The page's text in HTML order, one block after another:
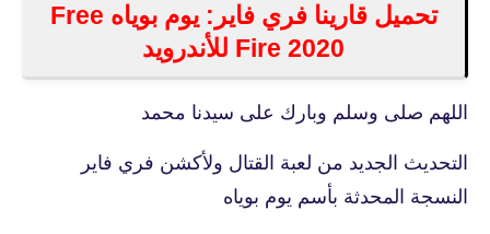
تحميل قارينا فري فاير: يوم بوياه Free
Fire 2020 للأندرويد
اللهم صلى وسلم وبارك على سيدنا محمد
التحديث الجديد من لعبة القتال ولأكشن فري فاير
النسجة المحدثة بأسم يوم بوياه